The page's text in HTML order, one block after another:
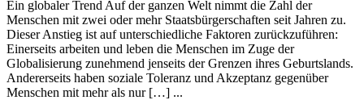
Ein globaler Trend Auf der ganzen Welt nimmt die Zahl der
Menschen mit zwei oder mehr Staatsbürgerschaften seit Jahren zu.
Dieser Anstieg ist auf unterschiedliche Faktoren zurückzuführen:
Einerseits arbeiten und leben die Menschen im Zuge der
Globalisierung zunehmend jenseits der Grenzen ihres Geburtslands.
Andererseits haben soziale Toleranz und Akzeptanz gegenüber
Menschen mit mehr als nur […] ...